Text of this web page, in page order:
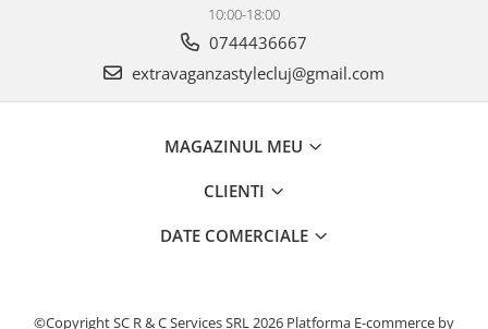
10:00-18:00
0744436667
extravaganzastylecluj@gmail.com
MAGAZINUL MEU
CLIENTI
DATE COMERCIALE
©Copyright SC R & C Services SRL 2026 Platforma E-commerce by